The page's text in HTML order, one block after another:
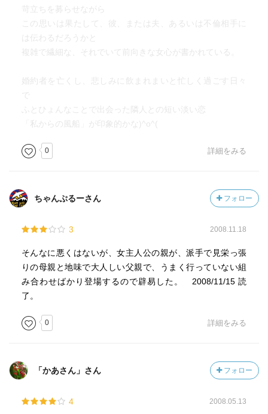
苛立ちを募らせながら
この思いは果たして、彼、または夫、あるいは不倫相手に
は伝わるだろうかと
複雑で繊細な、それでいて前向きな女心が書かれている。
婚約者を亡くし、悲しみに飲まれまいと忙しく過ごす日々
で
ふとひょんなことで出会った隣人との短い淡い恋
「私からの風船」が印象的かな)^o^(
0 詳細をみる
ちゃんぷるーさん フォロー
3 2008.11.18
そんなに悪くはないが、女主人公の親が、派手で見栄っ張
りの母親と地味で大人しい父親で、うまく行っていない組
み合わせばかり登場するので辟易した。 2008/11/15 読
了。
0 詳細をみる
「かあさん」さん フォロー
4 2008.05.13